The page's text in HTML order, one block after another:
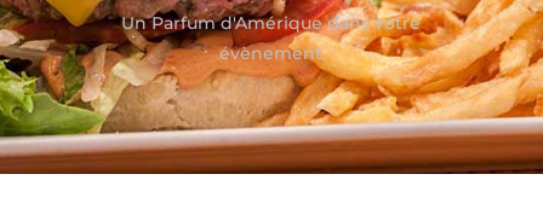
Un Parfum d'Amérique dans votre
évènement